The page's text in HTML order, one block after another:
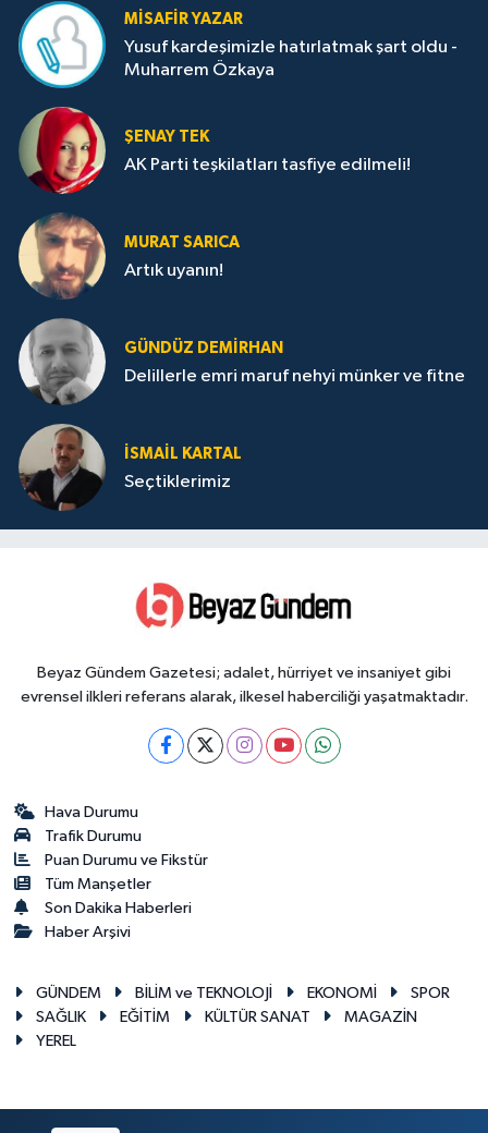
MISAFIR YAZAR
Yusuf kardeşimizle hatırlatmak şart oldu -
Muharrem Özkaya
ŞENAY TEK
AK Parti teşkilatları tasfiye edilmeli!
MURAT SARICA
Artık uyanın!
GÜNDÜZ DEMIRHAN
Delillerle emri maruf nehyi münker ve fitne
İSMAIL KARTAL
Seçtiklerimiz
Beyaz Gündem Gazetesi; adalet, hürriyet ve insaniyet gibi
evrensel ilkleri referans alarak, ilkesel haberciliği yaşatmaktadır.
Hava Durumu
Trafik Durumu
Puan Durumu ve Fikstür
Tüm Manşetler
Son Dakika Haberleri
Haber Arşivi
GÜNDEM BİLİM ve TEKNOLOJİ EKONOMİ
SPOR
SAĞLIK
EĞİTİM KÜLTÜR SANAT
MAGAZİN
YEREL